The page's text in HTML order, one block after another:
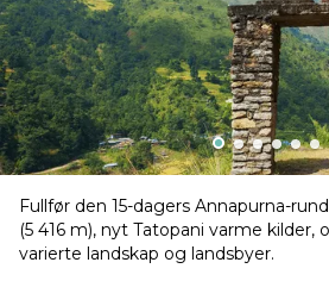
Fullfør den 15-dagers Annapurna-
(5 416 m), nyt Tatopani varme kilder,
varierte landskap og landsbyer.